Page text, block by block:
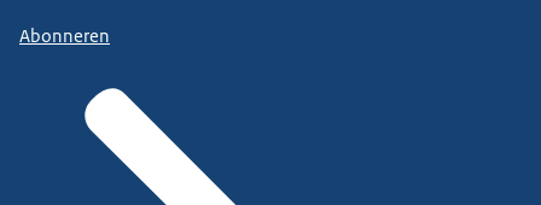
Abonneren